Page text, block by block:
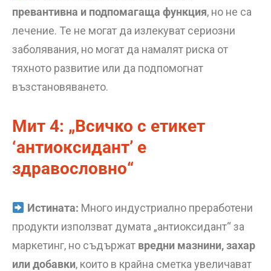
превантивна и подпомагаща функция, но не са
лечение. Те не могат да излекуват сериозни
заболявания, но могат да намалят риска от
тяхното развитие или да подпомогнат
възстановяването.
Мит 4: „Всичко с етикет
‘антиоксидант’ е
здравословно“
Истината: Много индустриално преработени
продукти използват думата „антиоксидант“ за
маркетинг, но съдържат вредни мазнини, захар
или добавки, които в крайна сметка увеличават